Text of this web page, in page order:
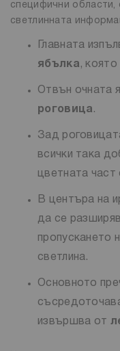
специфични области,
светлинната
Главната
ябълка ,
Отвън очната
роговица .
Зад
всички така
цветната част
В центъра на
да се
пропускането
светлина.
Основното
извършва от